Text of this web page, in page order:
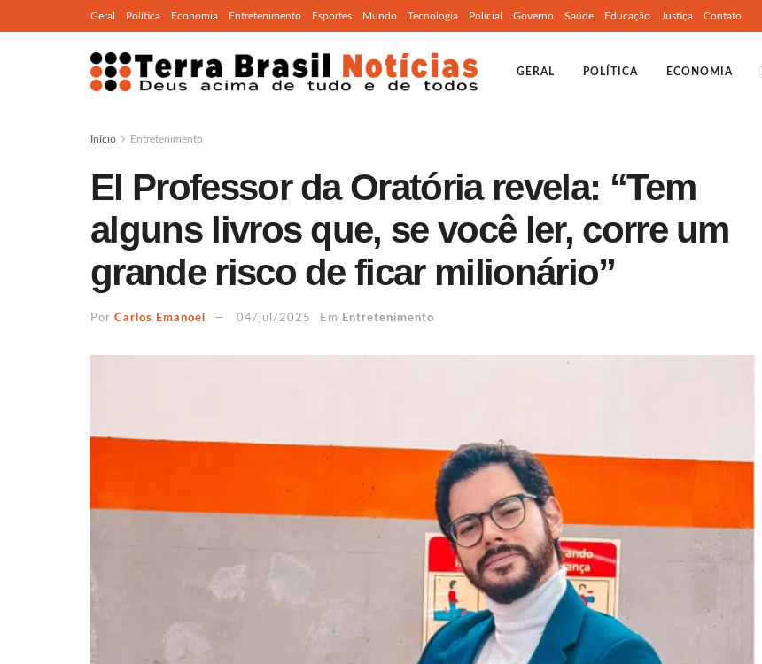
Geral Política Economia Entretenimento Esportes Mundo Tecnologia Policial Governo Saúde Educação Justiça Contato
GERAL POLÍTICA ECONOMIA
Início Entretenimento
El Professor da Oratória revela: “Tem
alguns livros que, se você ler, corre um
grande risco de ficar milionário”
Por Carlos Emanoel 04/jul/2025 Em Entretenimento